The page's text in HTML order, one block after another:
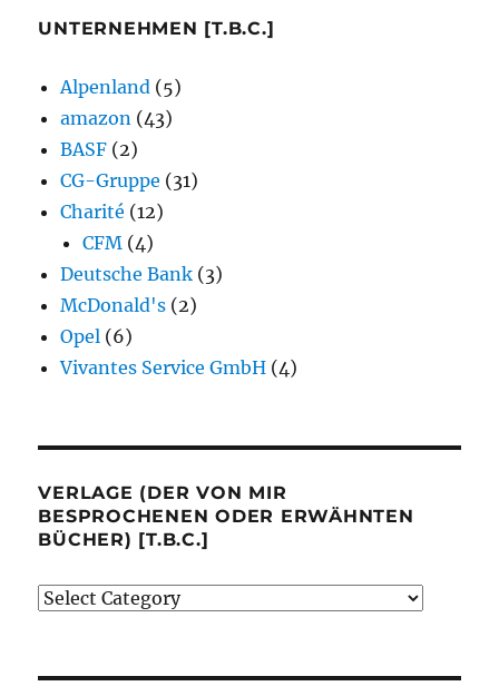
UNTERNEHMEN [T.B.C.]
Alpenland (5)
amazon (43)
BASF (2)
CG-Gruppe (31)
Charité (12)
CFM (4)
Deutsche Bank (3)
McDonald's (2)
Opel (6)
Vivantes Service GmbH (4)
VERLAGE (DER VON MIR
BESPROCHENEN ODER ERWÄHNTEN
BÜCHER) [T.B.C.]
Verlage